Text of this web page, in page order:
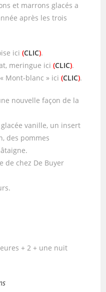
et marrons glacés a
après les trois
ici(CLIC).
meringue ici(CLIC).
Mont-blanc » ici(CLIC).
nouvelle façon de la
vanille, un insert
des pommes
de chez De Buyer
+ 2 + une nuit